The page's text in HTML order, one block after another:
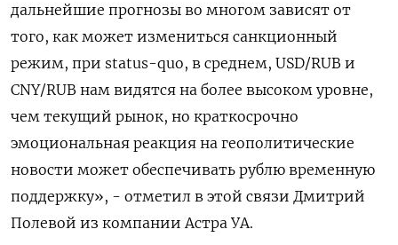
дальнейшие прогнозы во многом зависят от
того, как может измениться санкционный
режим, при status-quo, в среднем, USD/RUB и
CNY/RUB нам видятся на более высоком уровне,
чем текущий рынок, но краткосрочно
эмоциональная реакция на геополитические
новости может обеспечивать рублю временную
поддержку», - отметил в этой связи Дмитрий
Полевой из компании Астра УА.